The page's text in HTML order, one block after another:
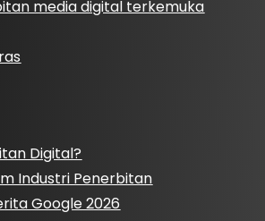
media digital terkemuka
Digital?
Industri Penerbitan
Google 2026